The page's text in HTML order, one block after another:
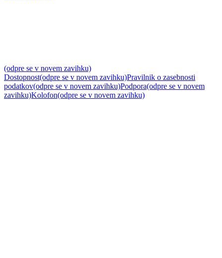
(odpre se v novem zavihku)
Dostopnost(odpre se v novem zavihku)Pravilnik o zasebnosti
podatkov(odpre se v novem zavihku)Podpora(odpre se v novem
zavihku)Kolofon(odpre se v novem zavihku)